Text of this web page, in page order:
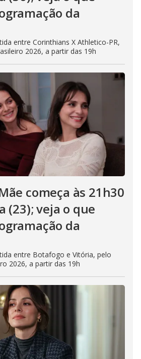
da
entre Corinthians X Athletico-PR,
2026, a partir das 19h
começa às 21h30
(23); veja o que
da
entre Botafogo e Vitória, pelo
2026, a partir das 19h